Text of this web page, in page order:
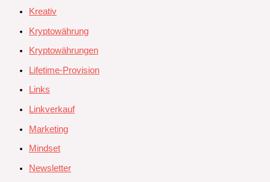
Kreativ
Kryptowährung
Kryptowährungen
Lifetime-Provision
Links
Linkverkauf
Marketing
Mindset
Newsletter